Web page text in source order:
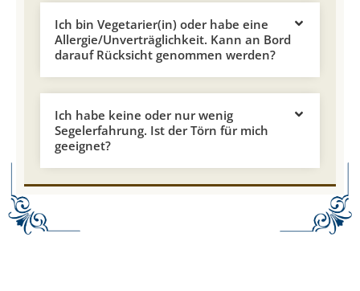
Ich bin Vegetarier(in) oder habe eine
Allergie/Unverträglichkeit. Kann an Bord
darauf Rücksicht genommen werden?
Ich habe keine oder nur wenig
Segelerfahrung. Ist der Törn für mich
geeignet?